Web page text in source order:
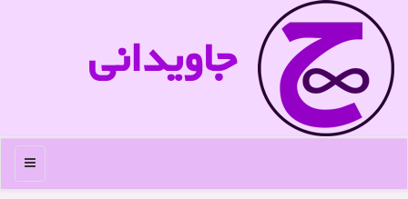
جاویدانی
منو